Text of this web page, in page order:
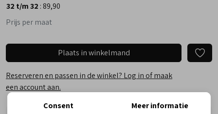
Prijs per maat
32 t/m 32 :89,90
Plaats in winkelmand
Reserveren en passen in de winkel? Log in of maak
een account aan.
Consent Meer informatie